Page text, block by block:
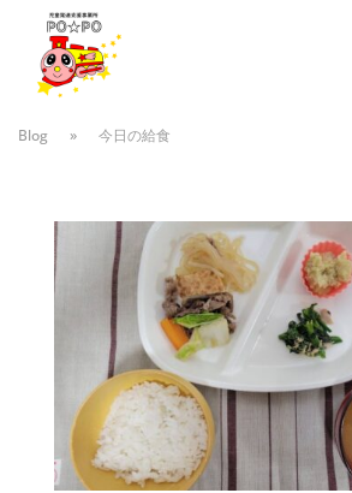
Blog » 今日の給食